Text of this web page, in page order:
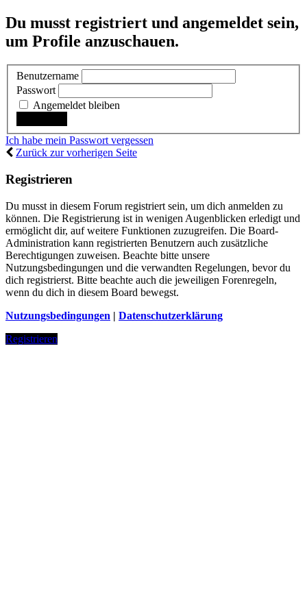
Du musst registriert und angemeldet sein,
um Profile anzuschauen.
Benutzername
Passwort
Angemeldet bleiben
Ich habe mein Passwort vergessen
Zurück zur vorherigen Seite
Registrieren
Du musst in diesem Forum registriert sein, um dich anmelden zu
können. Die Registrierung ist in wenigen Augenblicken erledigt und
ermöglicht dir, auf weitere Funktionen zuzugreifen. Die Board-
Administration kann registrierten Benutzern auch zusätzliche
Berechtigungen zuweisen. Beachte bitte unsere
Nutzungsbedingungen und die verwandten Regelungen, bevor du
dich registrierst. Bitte beachte auch die jeweiligen Forenregeln,
wenn du dich in diesem Board bewegst.
Nutzungsbedingungen | Datenschutzerklärung
Registrieren